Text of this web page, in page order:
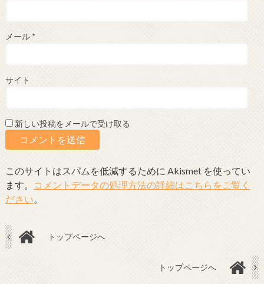
メール *
サイト
新しい投稿をメールで受け取る
このサイトはスパムを低減するために Akismet を使ってい
ます。
コメントデータの処理方法の詳細はこちらをご覧く
ださい
トップページへ
トップページへ